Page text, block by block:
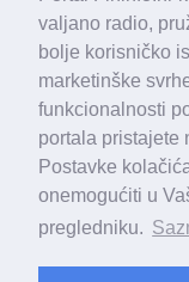
valjano radio,
bolje korisničko
marketinške
funkcionalnosti
portala pristajete
Postavke
onemogućiti u
pregledniku.